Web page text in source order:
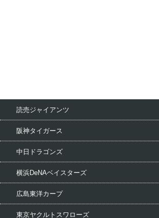
読売ジャイアンツ
阪神タイガース
中日ドラゴンズ
横浜DeNAベイスターズ
広島東洋カープ
東京ヤクルトスワローズ